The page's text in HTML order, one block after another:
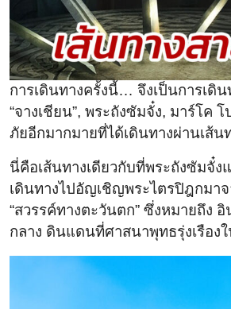
การเดินทางครั้งนี้… จึงเป็นการเดิ
“จางเชียน”, พระถังซัมจั๋ง, มาร์โค
ภัยอีกมากมายที่ได้เดินทางผ่านเส้น
นี่คือเส้นทางเดียวกับที่พระถังซัมจั๋ง
เดินทางไปอัญเชิญพระไตรปิฎกมาจ
“สวรรค์ทางตะวันตก” ซึ่งหมายถึง อิ
กลาง ดินแดนที่ศาสนาพุทธรุ่งเรือง